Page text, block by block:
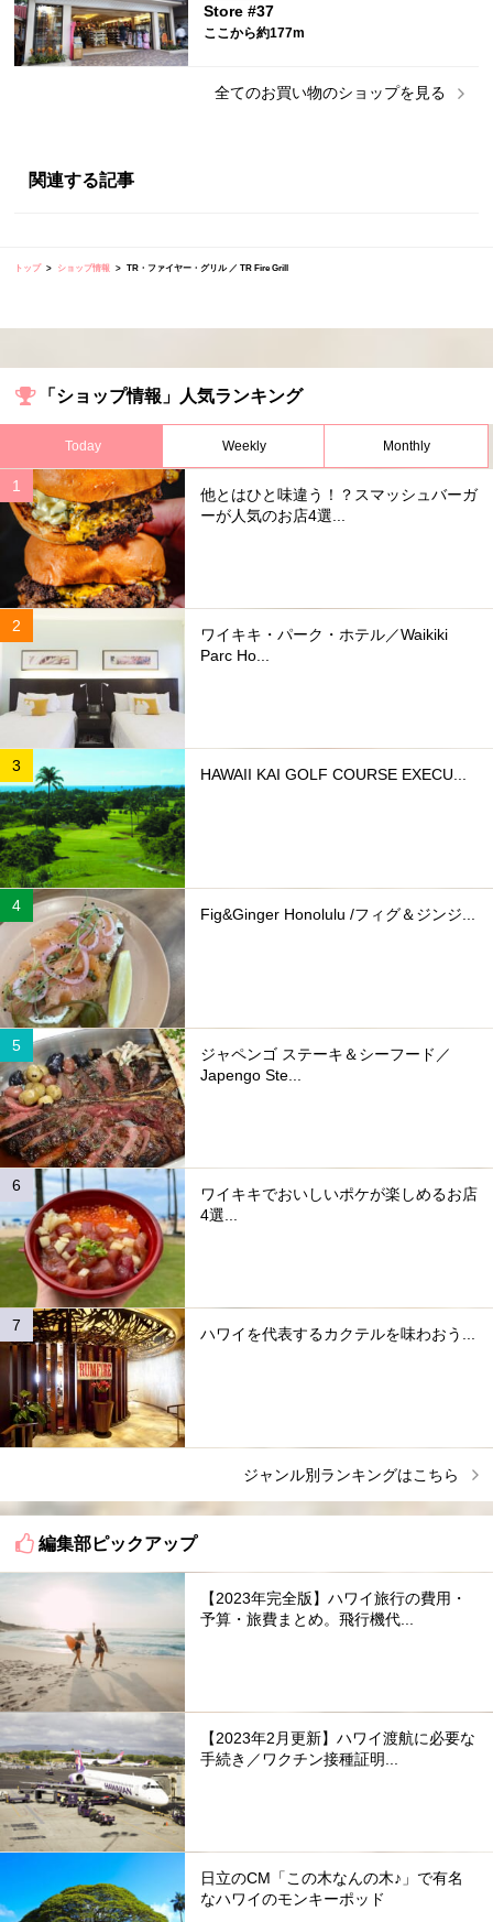
Store #37
ここから約177m
全てのお買い物のショップを見る
関連する記事
トップ ショップ情報 TR・ファイヤー・グリル ／ TR Fire Grill
「ショップ情報」人気ランキング
Today Weekly Monthly
他とはひと味違う！？スマッシュバーガ
ーが人気のお店4選...
ワイキキ・パーク・ホテル／Waikiki
Parc Ho...
HAWAII KAI GOLF COURSE EXECU...
Fig&Ginger Honolulu /フィグ＆ジンジ...
ジャペンゴ ステーキ＆シーフード／
Japengo Ste...
ワイキキでおいしいポケが楽しめるお店
4選...
ハワイを代表するカクテルを味わおう...
ジャンル別ランキングはこちら
編集部ピックアップ
【2023年完全版】ハワイ旅行の費用・
予算・旅費まとめ。飛行機代...
【2023年2月更新】ハワイ渡航に必要な
手続き／ワクチン接種証明...
日立のCM「この木なんの木♪」で有名
なハワイのモンキーポッド